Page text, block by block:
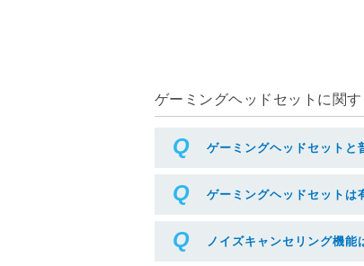
ゲーミングヘッドセットに関
ゲーミングヘッドセットと
ゲーミングヘッドセットは
ノイズキャンセリング機能